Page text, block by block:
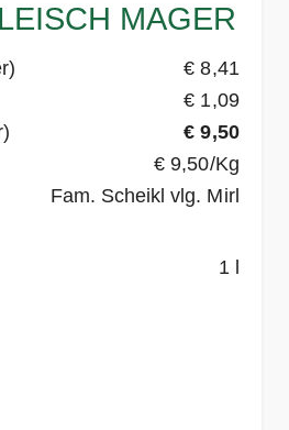
MAGER
€ 8,41
€ 1,09
€ 9,50
€ 9,50/Kg
Fam. Scheikl vlg. Mirl
1 l